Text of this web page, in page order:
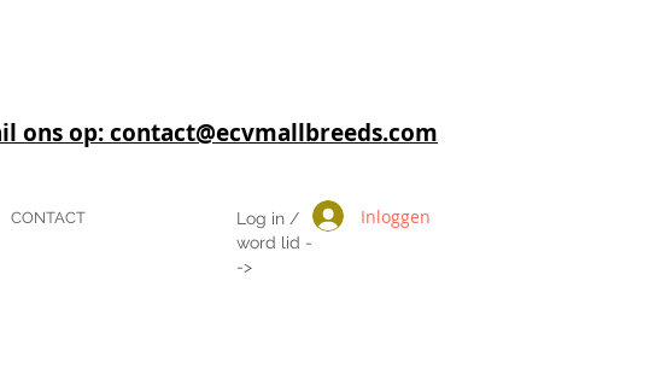
ons op: contact@ecvmallbreeds.com
CONTACT Inloggen
Log in /
word lid -
->